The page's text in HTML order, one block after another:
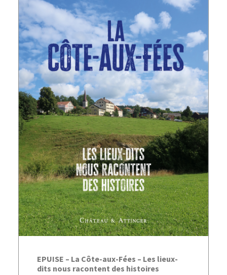
EPUISE – La Côte-aux-Fées – Les lieux-
dits nous racontent des histoires